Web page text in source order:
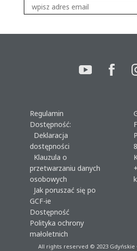
Regulamin
Dostępność:
Deklaracja
dostępności
Klauzula o
przetwarzaniu danych
osobowych
Jak poruszać się po
GCF-ie
Dostępność
Polityka ochrony
małoletnich
All rights reserved © 2023Gdyńskie